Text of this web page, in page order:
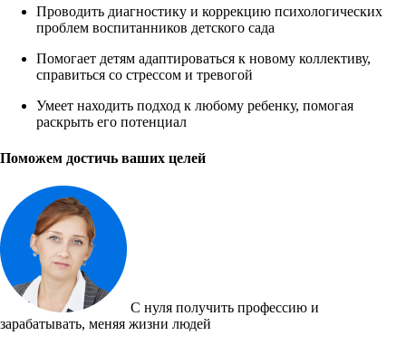
Проводить диагностику и коррекцию психологических
проблем воспитанников детского сада
Помогает детям адаптироваться к новому коллективу,
справиться со стрессом и тревогой
Умеет находить подход к любому ребенку, помогая
раскрыть его потенциал
Поможем достичь ваших целей
С нуля получить профессию и
зарабатывать, меняя жизни людей